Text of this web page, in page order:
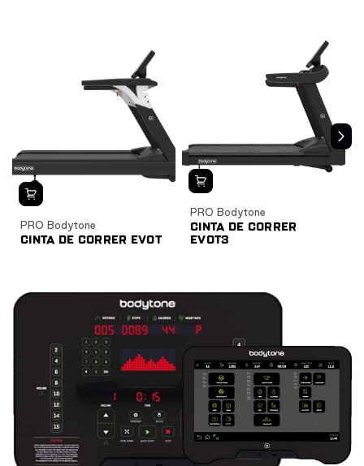
PRO Bodytone
CINTA DE CORRER EVOT
PRO Bodytone
CINTA DE CORRER
EVOT3